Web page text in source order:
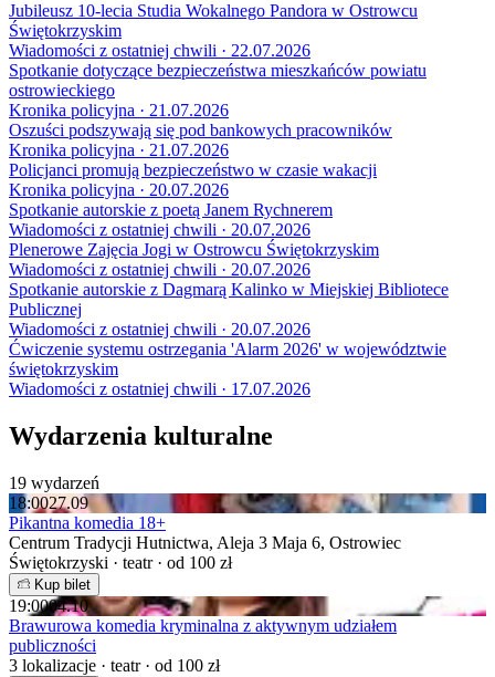
Jubileusz 10-lecia Studia Wokalnego Pandora w Ostrowcu
Świętokrzyskim
Wiadomości z ostatniej chwili · 22.07.2026
Spotkanie dotyczące bezpieczeństwa mieszkańców powiatu
ostrowieckiego
Kronika policyjna · 21.07.2026
Oszuści podszywają się pod bankowych pracowników
Kronika policyjna · 21.07.2026
Policjanci promują bezpieczeństwo w czasie wakacji
Kronika policyjna · 20.07.2026
Spotkanie autorskie z poetą Janem Rychnerem
Wiadomości z ostatniej chwili · 20.07.2026
Plenerowe Zajęcia Jogi w Ostrowcu Świętokrzyskim
Wiadomości z ostatniej chwili · 20.07.2026
Spotkanie autorskie z Dagmarą Kalinko w Miejskiej Bibliotece
Publicznej
Wiadomości z ostatniej chwili · 20.07.2026
Ćwiczenie systemu ostrzegania 'Alarm 2026' w województwie
świętokrzyskim
Wiadomości z ostatniej chwili · 17.07.2026
Wydarzenia kulturalne
19 wydarzeń
18:0027.09
Pikantna komedia 18+
Centrum Tradycji Hutnictwa, Aleja 3 Maja 6, Ostrowiec
Świętokrzyski · teatr · od 100 zł
Kup bilet
19:0004.10
Brawurowa komedia kryminalna z aktywnym udziałem
publiczności
3 lokalizacje · teatr · od 100 zł